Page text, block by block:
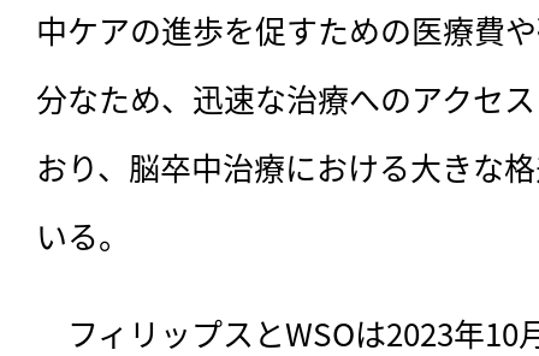
中ケアの進歩を促すための医療費
分なため、迅速な治療へのアクセ
おり、脳卒中治療における大きな
いる。
フィリップスとWSOは2023年10